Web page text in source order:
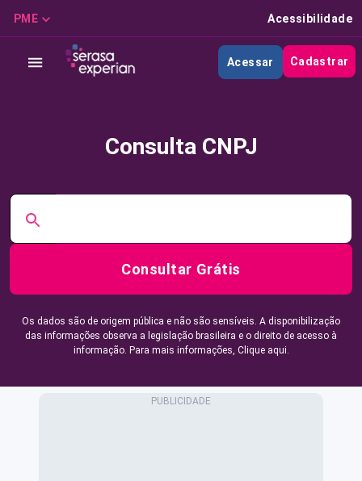
PME Acessibilidade
Acessar Cadastrar
Consulta CNPJ
Consultar Grátis
Os dados são de origem pública e não são sensíveis. A disponibilização
das informações observa a legislação brasileira e o direito de acesso à
informação. Para mais informações, Clique aqui.